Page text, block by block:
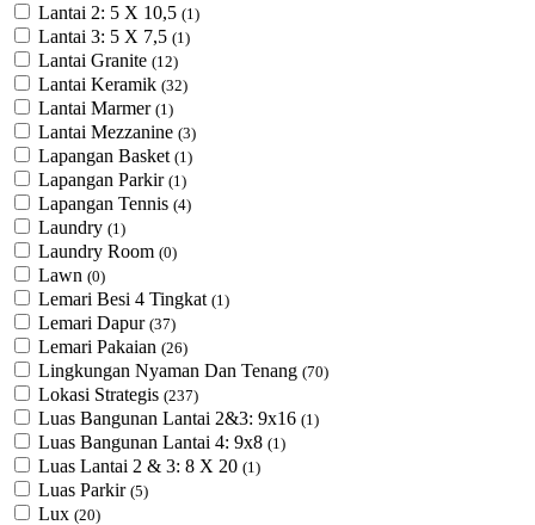
Lantai 2: 5 X 10,5 (1)
Lantai 3: 5 X 7,5 (1)
Lantai Granite (12)
Lantai Keramik (32)
Lantai Marmer (1)
Lantai Mezzanine (3)
Lapangan Basket (1)
Lapangan Parkir (1)
Lapangan Tennis (4)
Laundry (1)
Laundry Room (0)
Lawn (0)
Lemari Besi 4 Tingkat (1)
Lemari Dapur (37)
Lemari Pakaian (26)
Lingkungan Nyaman Dan Tenang (70)
Lokasi Strategis (237)
Luas Bangunan Lantai 2&3: 9x16 (1)
Luas Bangunan Lantai 4: 9x8 (1)
Luas Lantai 2 & 3: 8 X 20 (1)
Luas Parkir (5)
Lux (20)